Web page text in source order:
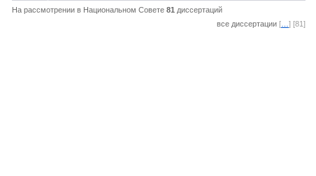
На рассмотрении в Национальном Совете 81 диссертаций
все диссертации [ ] [81]